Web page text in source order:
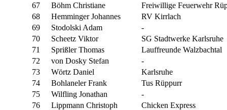
67
Böhm Christiane
Freiwillige Feuerwehr
68
Hemminger Johannes
RV Kirrlach
69
Stodolski Adam
-
70
Scheetz Viktor
SG Stadtwerke Karlsruhe
71
Sprißler Thomas
Lauffreunde Walzbachtal
72
von Dosky Stefan
-
73
Wörtz Daniel
Karlsruhe
74
Bohlaneler Frank
Tus Rüppurr
75
Wilfling Jonathan
-
76
Lippmann Christoph
Chicken Express